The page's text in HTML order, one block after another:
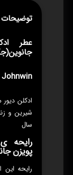
توضیحات
عطر
ادکلن
شیرین و
سال
رایحه
پویزن
رایحه